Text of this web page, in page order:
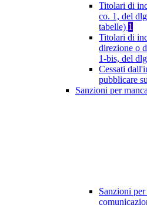
Titolari di
co. 1, del
tabelle) 1
Titolari di
direzione o
1-bis, del
Cessati
pubblicare
Sanzioni per
Sanzioni